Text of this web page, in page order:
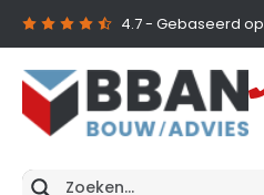
4.7- Gebaseerd op